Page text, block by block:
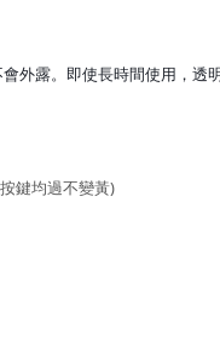
外露。即使長時間使用，透
鍵均過不變黃)